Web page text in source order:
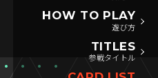
HOW TO PLAY
遊び方
TITLES
参戦タイトル